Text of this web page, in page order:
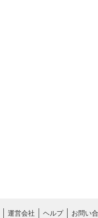
運営会社 ヘルプ お問い